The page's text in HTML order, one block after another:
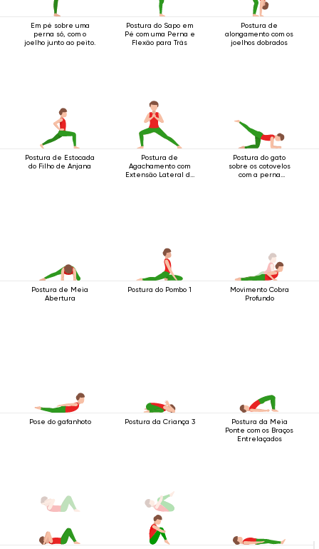
Em pé sobre uma
perna só, com o
joelho junto ao peito.
Postura do Sapo em
Pé com uma Perna e
Flexão para Trás
Postura de
alongamento com os
joelhos dobrados
Postura de Estocada
do Filho de Anjana
Postura de
Agachamento com
Extensão Lateral da
Postura do gato
sobre os cotovelos
com a perna
Postura de Meia
Abertura
Postura do Pombo 1
Movimento Cobra
Profundo
Pose do gafanhoto Postura da Criança 3
Postura da Meia
Ponte com os Braços
Entrelaçados